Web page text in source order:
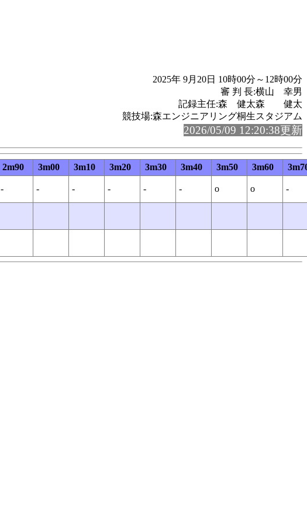
2025年 9月20日 10時00分～12時00分
審 判 長:横山 幸男
記録主任:森 健太森 健太
競技場:森エンジニアリング桐生スタジアム
2026/05/09 12:20:38更新
2m90 3m00 3m10 3m20 3m30 3m40 3m50 3m60
- - - - - - o o -